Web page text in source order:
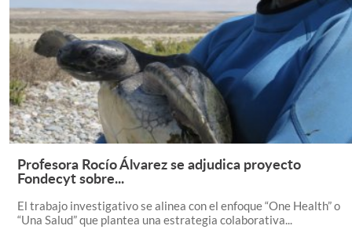
Leer Más +
Profesora Rocío Álvarez se adjudica proyecto
Fondecyt sobre...
El trabajo investigativo se alinea con el enfoque “One Health” o
“Una Salud” que plantea una estrategia colaborativa...